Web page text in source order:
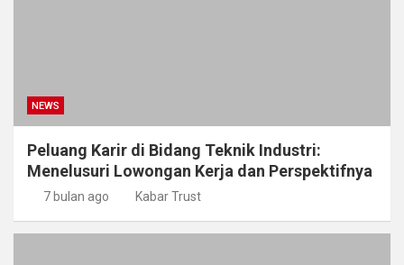
NEWS
Peluang Karir di Bidang Teknik Industri:
Menelusuri Lowongan Kerja dan Perspektifnya
7 bulan ago Kabar Trust